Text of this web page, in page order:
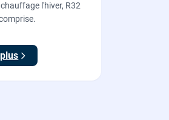
l'hiver, R32